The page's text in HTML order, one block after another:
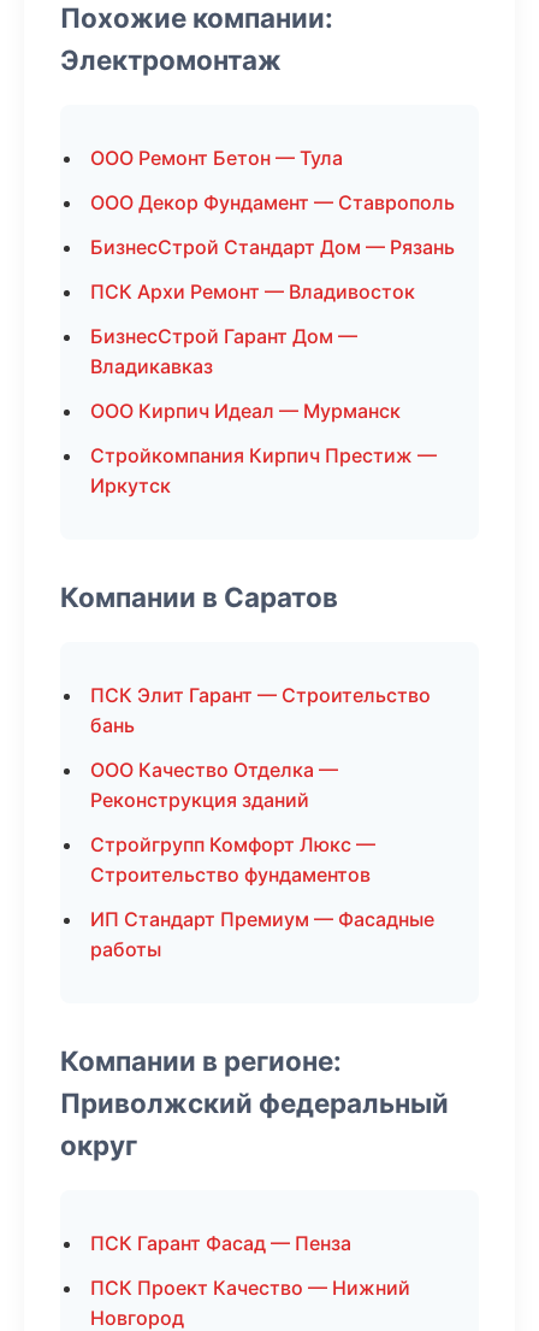
Похожие компании:
Электромонтаж
ООО Ремонт Бетон — Тула
ООО Декор Фундамент — Ставрополь
БизнесСтрой Стандарт Дом — Рязань
ПСК Архи Ремонт — Владивосток
БизнесСтрой Гарант Дом —
Владикавказ
ООО Кирпич Идеал — Мурманск
Стройкомпания Кирпич Престиж —
Иркутск
Компании в Саратов
ПСК Элит Гарант — Строительство
бань
ООО Качество Отделка —
Реконструкция зданий
Стройгрупп Комфорт Люкс —
Строительство фундаментов
ИП Стандарт Премиум — Фасадные
работы
Компании в регионе:
Приволжский федеральный
округ
ПСК Гарант Фасад — Пенза
ПСК Проект Качество — Нижний
Новгород